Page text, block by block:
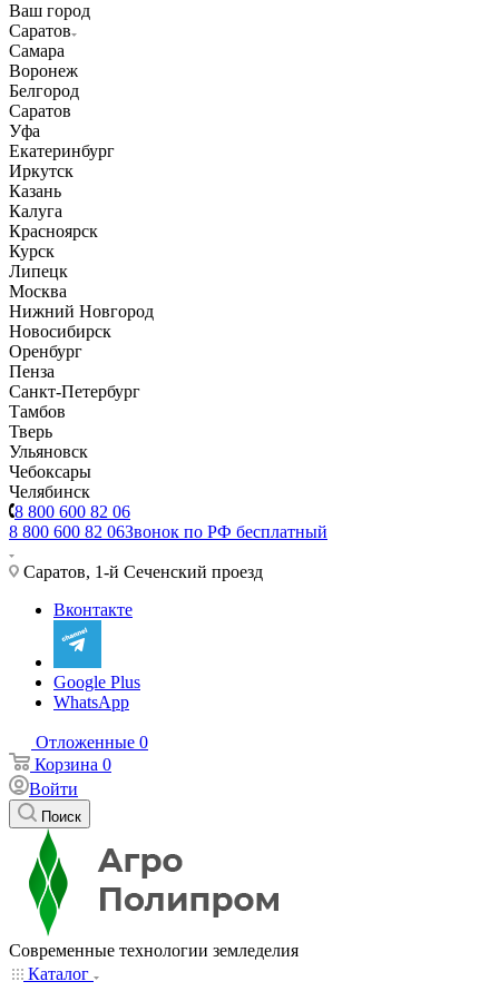
Ваш город
Саратов
Самара
Воронеж
Белгород
Саратов
Уфа
Екатеринбург
Иркутск
Казань
Калуга
Красноярск
Курск
Липецк
Москва
Нижний Новгород
Новосибирск
Оренбург
Пенза
Санкт-Петербург
Тамбов
Тверь
Ульяновск
Чебоксары
Челябинск
8 800 600 82 06
8 800 600 82 06Звонок по РФ бесплатный
Саратов, 1-й Сеченский проезд
Вконтакте
Google Plus
WhatsApp
Отложенные 0
Корзина 0
Войти
Поиск
Современные технологии земледелия
Каталог